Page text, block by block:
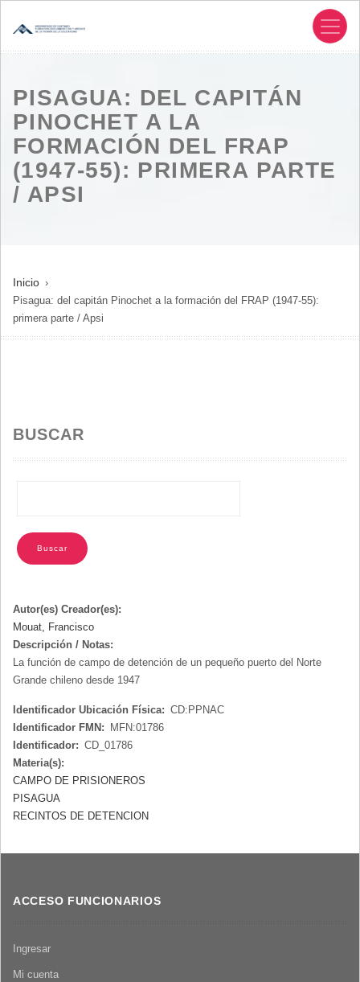
PISAGUA: DEL CAPITÁN
PINOCHET A LA
FORMACIÓN DEL FRAP
(1947-55): PRIMERA PARTE
/ APSI
SOBRESCRIBIR
ENLACES
DE
Inicio
Pisagua: del capitán Pinochet a la formación del FRAP (1947-55):
primera parte / Apsi
BUSCAR
Autor(es) Creador(es):
Mouat, Francisco
Descripción / Notas:
La función de campo de detención de un pequeño puerto del Norte
Grande chileno desde 1947
Identificador Ubicación Física: CD:PPNAC
Identificador FMN:
MFN:01786
Identificador: CD_01786
Materia(s):
CAMPO DE PRISIONEROS
PISAGUA
RECINTOS DE DETENCION
ACCESO FUNCIONARIOS
Ingresar
Mi cuenta